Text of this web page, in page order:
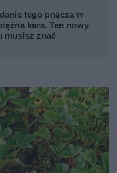
tego pnącza w
kara. Ten nowy
musisz znać